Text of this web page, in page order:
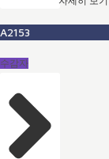
A2153
수감자